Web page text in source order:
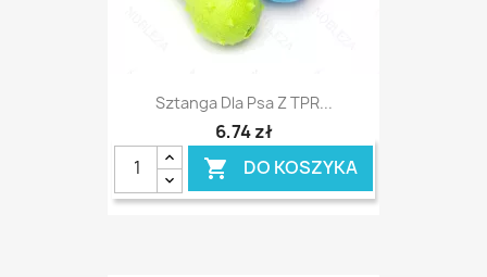
Sztanga Dla Psa Z TPR...
6,74 zł
 DO KOSZYKA